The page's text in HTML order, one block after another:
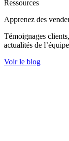
Ressources
Apprenez des
Témoignages
actualités de
Voir le blog